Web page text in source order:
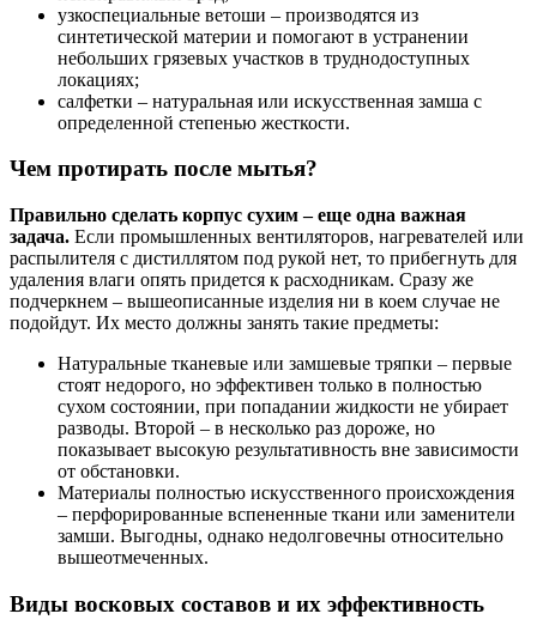
узкоспециальные ветоши – производятся из
синтетической материи и помогают в устранении
небольших грязевых участков в труднодоступных
локациях;
салфетки – натуральная или искусственная замша с
определенной степенью жесткости.
Чем протирать после мытья?
Правильно сделать корпус сухим – еще одна важная
задача. Если промышленных вентиляторов, нагревателей или
распылителя с дистиллятом под рукой нет, то прибегнуть для
удаления влаги опять придется к расходникам. Сразу же
подчеркнем – вышеописанные изделия ни в коем случае не
подойдут. Их место должны занять такие предметы:
Натуральные тканевые или замшевые тряпки – первые
стоят недорого, но эффективен только в полностью
сухом состоянии, при попадании жидкости не убирает
разводы. Второй – в несколько раз дороже, но
показывает высокую результативность вне зависимости
от обстановки.
Материалы полностью искусственного происхождения
– перфорированные вспененные ткани или заменители
замши. Выгодны, однако недолговечны относительно
вышеотмеченных.
Виды восковых составов и их эффективность